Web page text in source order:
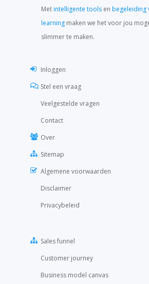
Metintelligente toolsen begeleiding
learningmaken we het voor jou
slimmer te maken.
Inloggen
Stel een vraag
Veelgestelde vragen
Contact
Over
Sitemap
Algemene voorwaarden
Disclaimer
Privacybeleid
Sales funnel
Customer journey
Business model canvas